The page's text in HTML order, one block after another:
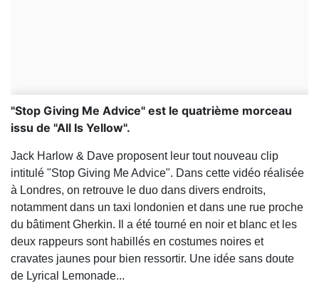
"Stop Giving Me Advice" est le quatrième morceau
issu de "All Is Yellow".
Jack Harlow & Dave proposent leur tout nouveau clip
intitulé "Stop Giving Me Advice". Dans cette vidéo réalisée
à Londres, on retrouve le duo dans divers endroits,
notamment dans un taxi londonien et dans une rue proche
du bâtiment Gherkin. Il a été tourné en noir et blanc et les
deux rappeurs sont habillés en costumes noires et
cravates jaunes pour bien ressortir. Une idée sans doute
de Lyrical Lemonade...